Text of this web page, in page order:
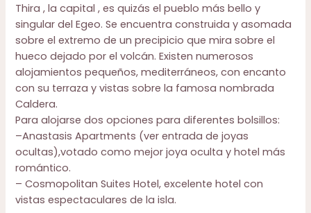
Thira , la capital , es quizás el pueblo más bello y
singular del Egeo. Se encuentra construida y asomada
sobre el extremo de un precipicio que mira sobre el
hueco dejado por el volcán. Existen numerosos
alojamientos pequeños, mediterráneos, con encanto
con su terraza y vistas sobre la famosa nombrada
Caldera.
Para alojarse dos opciones para diferentes bolsillos:
–Anastasis Apartments (ver entrada de joyas
ocultas),votado como mejor joya oculta y hotel más
romántico.
–Cosmopolitan Suites Hotel, excelente hotel con
vistas espectaculares de la isla.